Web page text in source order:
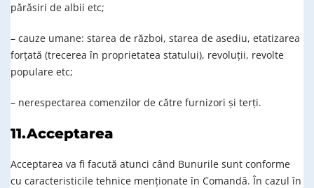
părăsiri de albii etc;
– cauze umane: starea de război, starea de asediu, etatizarea
forțată (trecerea în proprietatea statului), revoluții, revolte
populare etc;
– nerespectarea comenzilor de către furnizori și terți.
11.Acceptarea
Acceptarea va fi facută atunci când Bunurile sunt conforme
cu caracteristicile tehnice menționate în Comandă. În cazul în